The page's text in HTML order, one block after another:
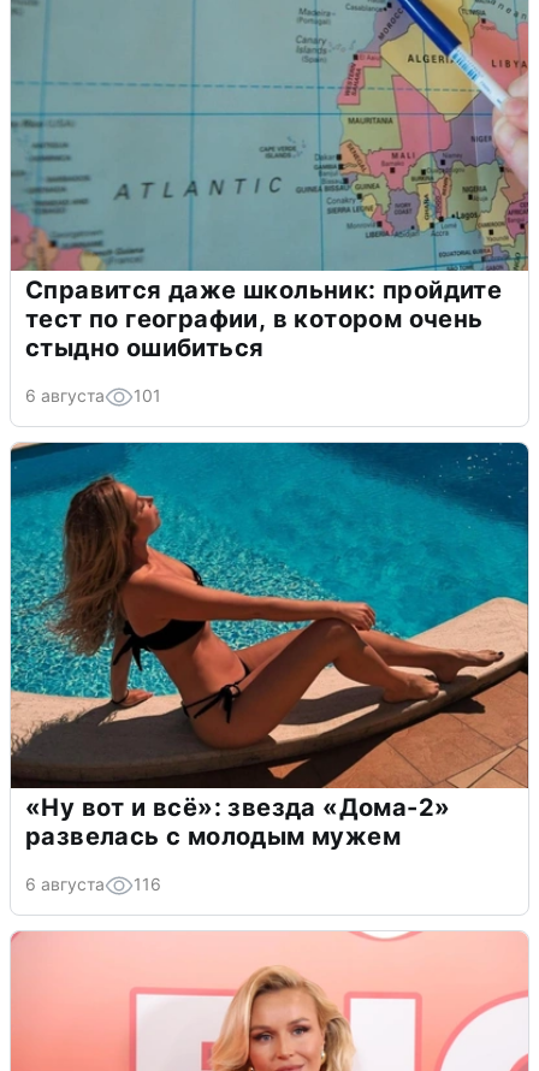
Справится даже школьник: пройдите
тест по географии, в котором очень
стыдно ошибиться
6 августа 101
«Ну вот и всё»: звезда «Дома-2»
развелась с молодым мужем
6 августа 116